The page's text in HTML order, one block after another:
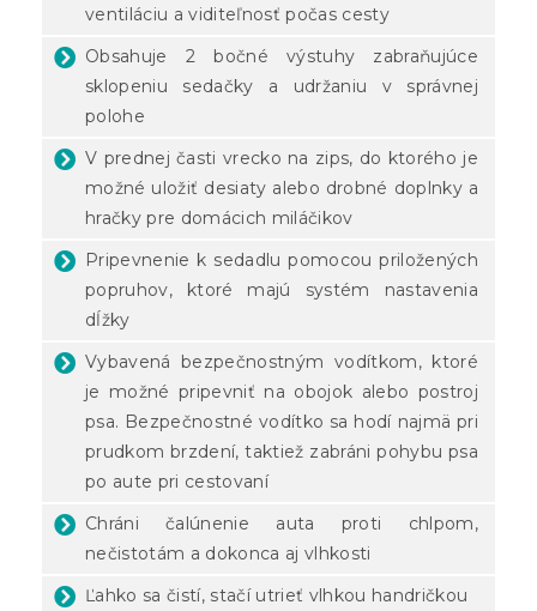
ventiláciu a viditeľnosť počas cesty
Obsahuje 2 bočné výstuhy zabraňujúce
sklopeniu sedačky a udržaniu v správnej
polohe
V prednej časti vrecko na zips, do ktorého je
možné uložiť desiaty alebo drobné doplnky a
hračky pre domácich miláčikov
Pripevnenie k sedadlu pomocou priložených
popruhov, ktoré majú systém nastavenia
dĺžky
Vybavená bezpečnostným vodítkom, ktoré
je možné pripevniť na obojok alebo postroj
psa. Bezpečnostné vodítko sa hodí najmä pri
prudkom brzdení, taktiež zabráni pohybu psa
po aute pri cestovaní
Chráni čalúnenie auta proti chlpom,
nečistotám a dokonca aj vlhkosti
Ľahko sa čistí, stačí utrieť vlhkou handričkou